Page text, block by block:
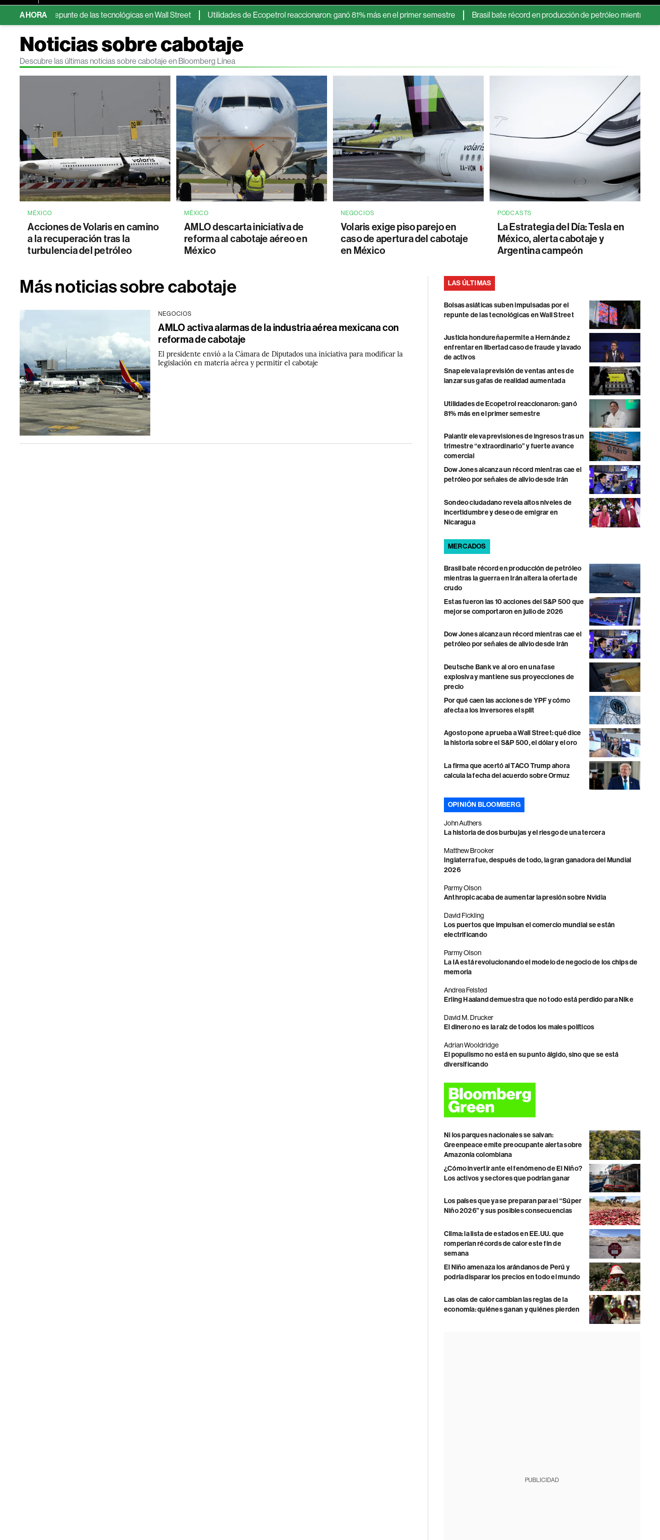
AHORA
el repunte de las tecnológicas en Wall Street Utilidades de Ecopetrol reaccionaron: ganó 81% más en el primer semestre Brasil bate récord en producción de petróleo mientras la guerra
Noticias sobre cabotaje
Descubre las últimas noticias sobre cabotaje en Bloomberg Línea
MÉXICO
Acciones de Volaris en camino
a la recuperación tras la
turbulencia del petróleo
MÉXICO
AMLO descarta iniciativa de
reforma al cabotaje aéreo en
México
NEGOCIOS
Volaris exige piso parejo en
caso de apertura del cabotaje
en México
PODCASTS
La Estrategia del Día: Tesla en
México, alerta cabotaje y
Argentina campeón
Más noticias sobre cabotaje
NEGOCIOS
AMLO activa alarmas de la industria aérea mexicana con
reforma de cabotaje
El presidente envió a la Cámara de Diputados una iniciativa para modificar la
legislación en materia aérea y permitir el cabotaje
LAS ÚLTIMAS
Bolsas asiáticas suben impulsadas por el
repunte de las tecnológicas en Wall Street
Justicia hondureña permite a Hernández
enfrentar en libertad caso de fraude y lavado
de activos
Snap eleva la previsión de ventas antes de
lanzar sus gafas de realidad aumentada
Utilidades de Ecopetrol reaccionaron: ganó
81% más en el primer semestre
Palantir eleva previsiones de ingresos tras un
trimestre “extraordinario” y fuerte avance
comercial
Dow Jones alcanza un récord mientras cae el
petróleo por señales de alivio desde Irán
Sondeo ciudadano revela altos niveles de
incertidumbre y deseo de emigrar en
Nicaragua
MERCADOS
Brasil bate récord en producción de petróleo
mientras la guerra en Irán altera la oferta de
crudo
Estas fueron las 10 acciones del S&P 500 que
mejor se comportaron en julio de 2026
Dow Jones alcanza un récord mientras cae el
petróleo por señales de alivio desde Irán
Deutsche Bank ve al oro en una fase
explosiva y mantiene sus proyecciones de
precio
Por qué caen las acciones de YPF y cómo
afecta a los inversores el split
Agosto pone a prueba a Wall Street: qué dice
la historia sobre el S&P 500, el dólar y el oro
La firma que acertó al TACO Trump ahora
calcula la fecha del acuerdo sobre Ormuz
OPINIÓN BLOOMBERG
John Authers
La historia de dos burbujas y el riesgo de una tercera
Matthew Brooker
Inglaterra fue, después de todo, la gran ganadora del Mundial
2026
Parmy Olson
Anthropic acaba de aumentar la presión sobre Nvidia
David Fickling
Los puertos que impulsan el comercio mundial se están
electrificando
Parmy Olson
La IA está revolucionando el modelo de negocio de los chips de
memoria
Andrea Felsted
Erling Haaland demuestra que no todo está perdido para Nike
David M. Drucker
El dinero no es la raíz de todos los males políticos
Adrian Wooldridge
El populismo no está en su punto álgido, sino que se está
diversificando
Ni los parques nacionales se salvan:
Greenpeace emite preocupante alerta sobre
Amazonía colombiana
¿Cómo invertir ante el fenómeno de El Niño?
Los activos y sectores que podrían ganar
Los países que ya se preparan para el “Súper
Niño 2026” y sus posibles consecuencias
Clima: la lista de estados en EE.UU. que
romperían récords de calor este fin de
semana
El Niño amenaza los arándanos de Perú y
podría disparar los precios en todo el mundo
Las olas de calor cambian las reglas de la
economía: quiénes ganan y quiénes pierden
PUBLICIDAD